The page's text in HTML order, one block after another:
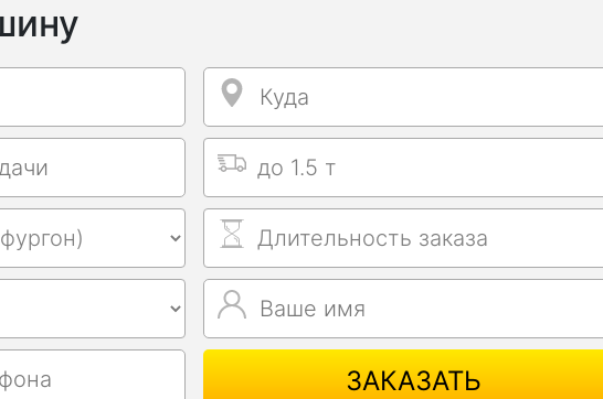
Куда Куда
Выбрать тип машины
Длительность заказа
Ваше имяВаше имя
ЗАКАЗАТЬ